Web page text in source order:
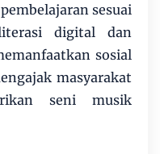
sesuai
digital dan
sosial
masyarakat
seni musik